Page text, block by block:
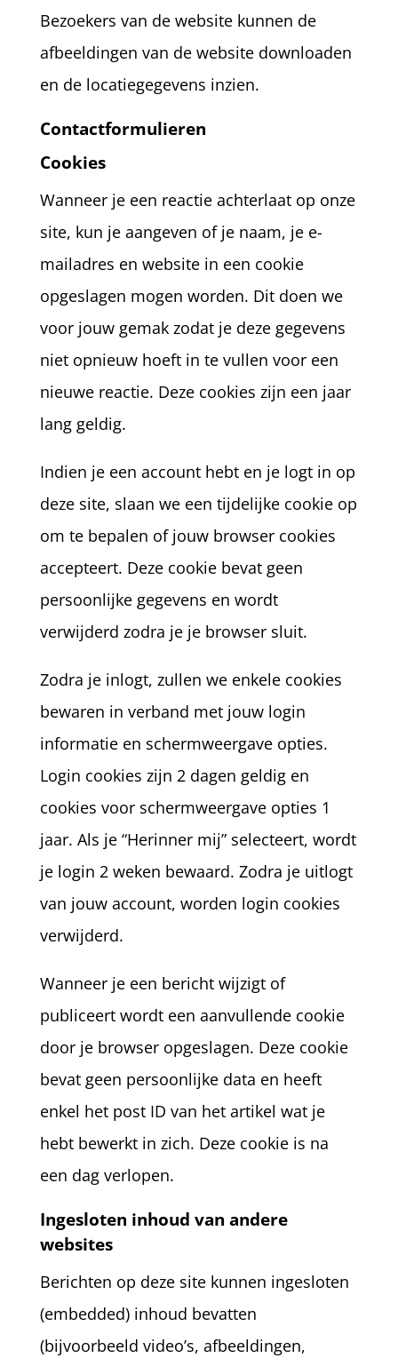
Bezoekers van de website kunnen de
afbeeldingen van de website downloaden
en de locatiegegevens inzien.
Contactformulieren
Cookies
Wanneer je een reactie achterlaat op onze
site, kun je aangeven of je naam, je e-
mailadres en website in een cookie
opgeslagen mogen worden. Dit doen we
voor jouw gemak zodat je deze gegevens
niet opnieuw hoeft in te vullen voor een
nieuwe reactie. Deze cookies zijn een jaar
lang geldig.
Indien je een account hebt en je logt in op
deze site, slaan we een tijdelijke cookie op
om te bepalen of jouw browser cookies
accepteert. Deze cookie bevat geen
persoonlijke gegevens en wordt
verwijderd zodra je je browser sluit.
Zodra je inlogt, zullen we enkele cookies
bewaren in verband met jouw login
informatie en schermweergave opties.
Login cookies zijn 2 dagen geldig en
cookies voor schermweergave opties 1
jaar. Als je “Herinner mij” selecteert, wordt
je login 2 weken bewaard. Zodra je uitlogt
van jouw account, worden login cookies
verwijderd.
Wanneer je een bericht wijzigt of
publiceert wordt een aanvullende cookie
door je browser opgeslagen. Deze cookie
bevat geen persoonlijke data en heeft
enkel het post ID van het artikel wat je
hebt bewerkt in zich. Deze cookie is na
een dag verlopen.
Ingesloten inhoud van andere
websites
Berichten op deze site kunnen ingesloten
(embedded) inhoud bevatten
(bijvoorbeeld video’s, afbeeldingen,